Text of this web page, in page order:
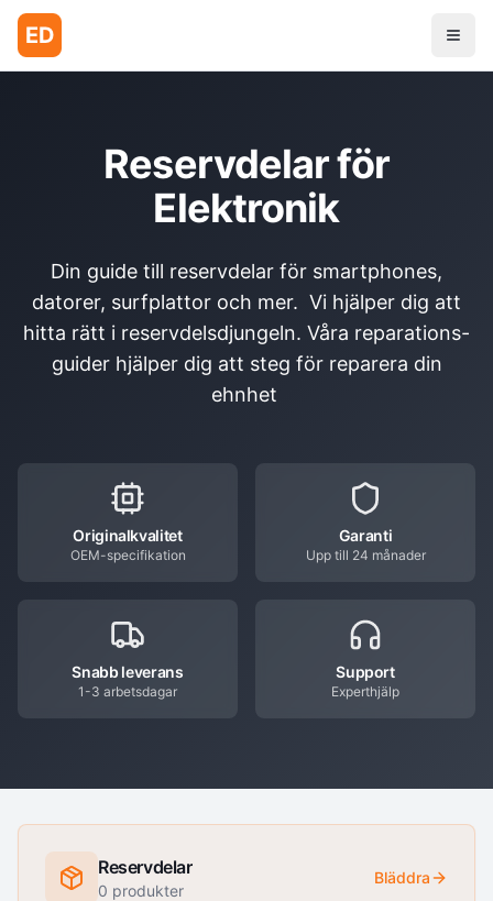
ED
Reservdelar för
Elektronik
Din guide till reservdelar för smartphones,
datorer, surfplattor och mer. Vi hjälper dig att
hitta rätt i reservdelsdjungeln. Våra reparations-
guider hjälper dig att steg för reparera din
ehnhet
Originalkvalitet
OEM-specifikation
Garanti
Upp till 24 månader
Snabb leverans
1-3 arbetsdagar
Support
Experthjälp
Reservdelar
0 produkter
Bläddra